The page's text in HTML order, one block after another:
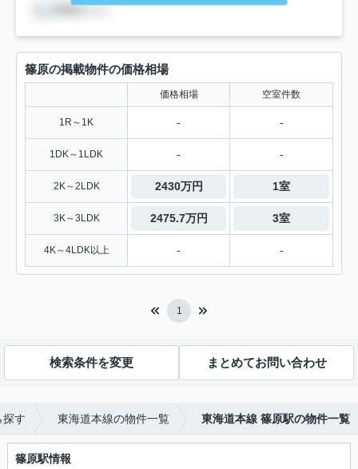
篠原の掲載物件の価格相場
価格相場 空室件数
1R～1K - -
1DK～1LDK - -
2K～2LDK 2430万円 1室
3K～3LDK 2475.7万円 3室
4K～4LDK以上 - -
1
検索条件を変更 まとめてお問い合わせ
探す 東海道本線の物件一覧 東海道本線 篠原駅の物件一覧
篠原駅情報